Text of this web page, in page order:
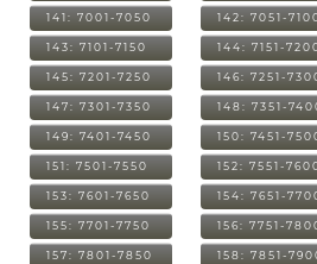
141: 7001-7050 142: 7051-
143: 7101-7150 144: 7151-
145: 7201-7250 146: 7251-
147: 7301-7350 148: 7351-
149: 7401-7450 150: 7451-
151: 7501-7550 152: 7551-
153: 7601-7650 154: 7651-
155: 7701-7750 156: 7751-
157: 7801-7850 158: 7851-